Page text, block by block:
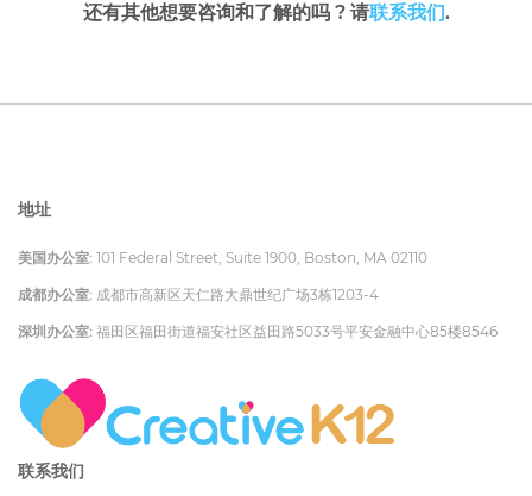
还有其他想要咨询和了解的吗 ? 请联系我们.
地址
美国办公室: 101 Federal Street, Suite 1900, Boston, MA 02110
成都办公室: 成都市高新区天仁路大鼎世纪广场3栋1203-4
深圳办公室: 福田区福田街道福安社区益田路5033号平安金融中心85楼8546
联系我们